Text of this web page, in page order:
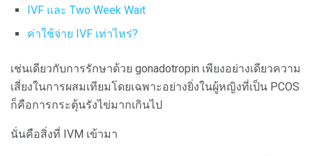
IVF และ Two Week Wait
ค่าใช้จ่าย IVF เท่าไหร่?
เช่นเดียวกับการรักษาด้วย gonadotropin เพียงอย่างเดียวความ
เสี่ยงในการผสมเทียมโดยเฉพาะอย่างยิ่งในผู้หญิงที่เป็น PCOS
ก็คือการกระตุ้นรังไข่มากเกินไป
นั่นคือสิ่งที่ IVM เข้ามา